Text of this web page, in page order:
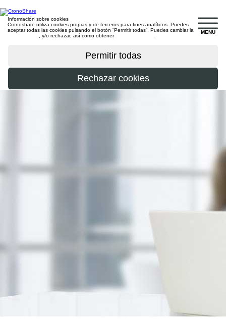
MENU
Información sobre cookies
Cronoshare utiliza cookies propias y de terceros para fines analíticos. Puedes
aceptar todas las cookies pulsando el botón “Permitir todas”. Puedes cambiar la
, y/o rechazar, así como obtener